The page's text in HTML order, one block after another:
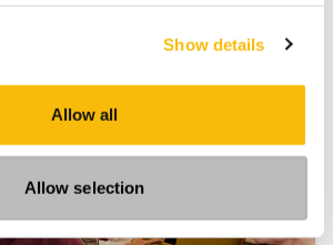
Show details
Allow all
Allow selection
benaderen we brand
een business driver: een
waardecreatie, besluitvorming en
te versnellen en intern te